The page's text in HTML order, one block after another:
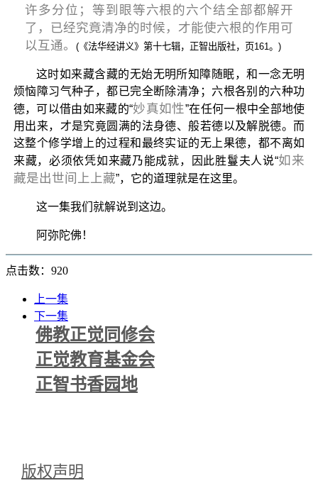
许多分位；等到眼等六根的六个结全部都解开
了，已经究竟清净的时候，才能使六根的作用可
以互通。
(《法华经讲义》第十七辑，正智出版社，页161。)
这时如来藏含藏的无始无明所知障随眠，和一念无明
烦恼障习气种子，都已完全断除清净；六根各别的六种功
德，可以借由如来藏的“妙真如性”在任何一根中全部地使
用出来，才是究竟圆满的法身德、般若德以及解脱德。而
这整个修学增上的过程和最终实证的无上果德，都不离如
来藏，必须依凭如来藏乃能成就，因此胜鬘夫人说“如来
藏是出世间上上藏”，它的道理就是在这里。
这一集我们就解说到这边。
阿弥陀佛！
点击数：920
上一集
下一集
佛教正觉同修会
正觉教育基金会
正智书香园地
版权声明